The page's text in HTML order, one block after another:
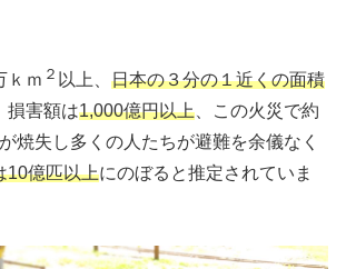
ｋｍ ２ 以上、 日本の３分の１近くの面積
損害額は1,000億円以上 、この火災で約
焼失し多くの人たちが避難を余儀なく
10億匹以上にのぼると推定されていま